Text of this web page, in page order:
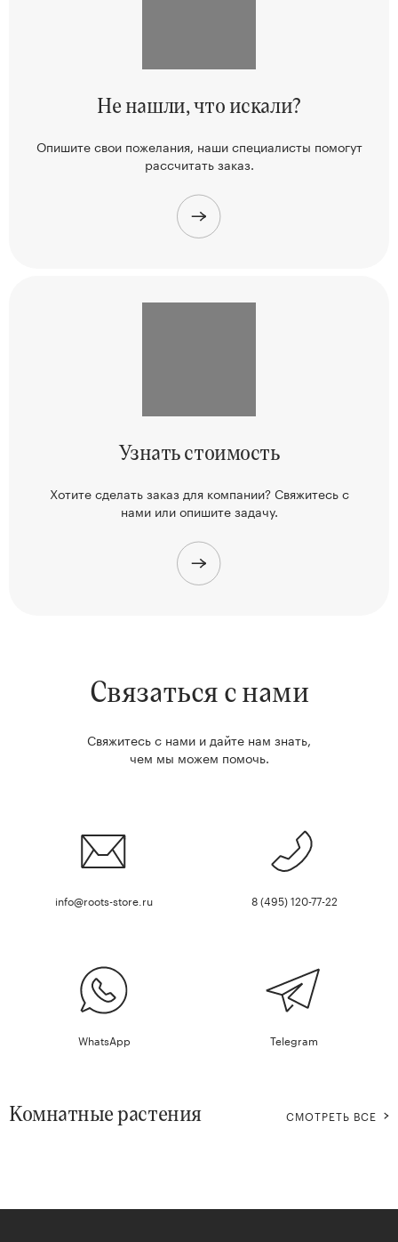
Не нашли,что искали?
Опишите свои пожелания, нашиспециалисты помогут
рассчитать заказ.
Узнатьстоимость
Хотите сделать заказ для компании? Свяжитесьс
нами или опишите задачу.
Связаться с нами
Свяжитесь с нами и дайте нам знать,
чем мы можем помочь.
info@roots-store.ru 8 (495) 120-77-22
WhatsApp Telegram
Комнатные растения СМОТРЕТЬ ВСЕ